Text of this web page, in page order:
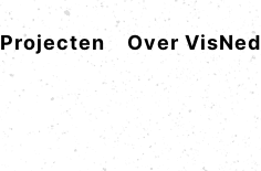
Projecten Over VisNed